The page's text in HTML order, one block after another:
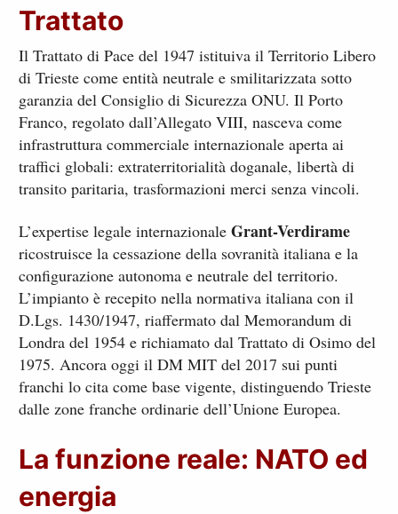
Trattato
Il Trattato di Pace del 1947 istituiva il Territorio Libero
di Trieste come entità neutrale e smilitarizzata sotto
garanzia del Consiglio di Sicurezza ONU. Il Porto
Franco, regolato dall’Allegato VIII, nasceva come
infrastruttura commerciale internazionale aperta ai
traffici globali: extraterritorialità doganale, libertà di
transito paritaria, trasformazioni merci senza vincoli.
L’expertise legale internazionaleGrant-Verdirame
ricostruisce la cessazione della sovranità italiana e la
configurazione autonoma e neutrale del territorio.
L’impianto è recepito nella normativa italiana con il
D.Lgs. 1430/1947, riaffermato dal Memorandum di
Londra del 1954 e richiamato dal Trattato di Osimo del
1975. Ancora oggi il DM MIT del 2017 sui punti
franchi lo cita come base vigente, distinguendo Trieste
dalle zone franche ordinarie dell’Unione Europea.
La funzione reale: NATO ed
energia